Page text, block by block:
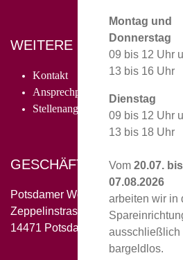
WEITERE LINKS
Kontakt
Ansprechpartner
Stellenangebote
GESCHÄFTSSTELLE
Potsdamer
Zeppelinstrasse 152
14471 Potsdam
Montag und
Donnerstag
09 bis 12 Uhr
13 bis 16 Uhr
Dienstag
09 bis 12 Uhr
13 bis 18 Uhr
Vom 20.07. bis
07.08.2026
arbeiten wir in
ausschließlich
bargeldlos.